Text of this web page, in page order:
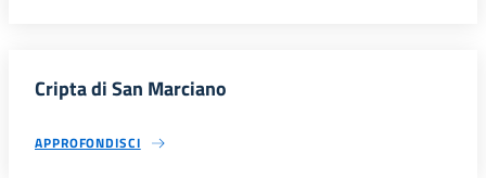
Cripta di San Marciano
APPROFONDISCI